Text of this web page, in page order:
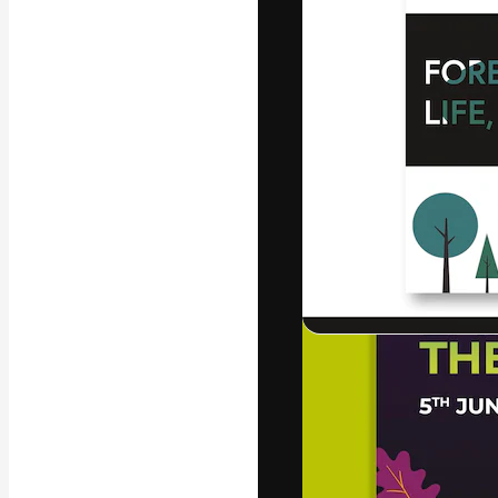
La plateforme
d’abonnés :
studios.
Français
Copyright © 2010-